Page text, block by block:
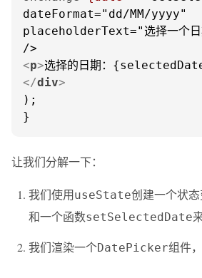
dateFormat="dd/MM/yyyy"
placeholderText="选择一个日
<p>选择的日期：
</div>
);
}
让我们分解一下：
我们使用useState创建一个状
和一个函数setSelectedDate
我们渲染一个DatePicker组件